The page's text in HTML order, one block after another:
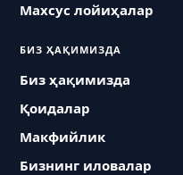
Махсус лойиҳалар
БИЗ ҲАҚИМИЗДА
Биз ҳақимизда
Қоидалар
Макфийлик
Бизнинг иловалар